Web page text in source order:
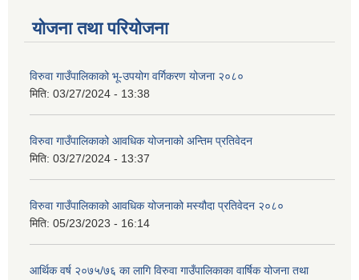
योजना तथा परियोजना
विरुवा गाउँपालिकाको भू-उपयोग वर्गिकरण योजना २०८०
मिति: 03/27/2024 - 13:38
विरुवा गाउँपालिकाको आवधिक योजनाको अन्तिम प्रतिवेदन
मिति: 03/27/2024 - 13:37
विरुवा गाउँपालिकाको आवधिक योजनाको मस्यौदा प्रतिवेदन २०८०
मिति: 05/23/2023 - 16:14
आर्थिक वर्ष २०७५/७६ का लागि विरुवा गाउँपालिकाका वार्षिक योजना तथा